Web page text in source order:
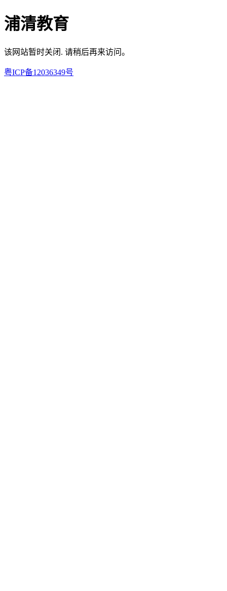
浦清教育
该网站暂时关闭. 请稍后再来访问。
粤ICP备12036349号